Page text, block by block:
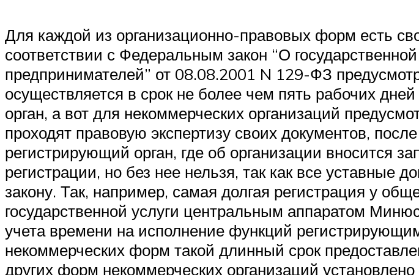
Для каждой из организационно-правовых форм есть
соответствии с Федеральным закон “О
предпринимателей” от 08.08.2001 N 129-ФЗ
осуществляется в срок не более чем пять рабочих
орган, а вот для некоммерческих организаций
проходят правовую экспертизу своих документов,
регистрирующий орган, где об организации вносится
регистрации, но без нее нельзя, так как все уставные
закону. Так, например, самая долгая регистрация у
государственной услуги центральным аппаратом
учета времени на исполнение функций
некоммерческих форм такой длинный срок
других форм некоммерческих организаций